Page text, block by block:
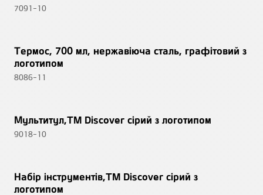
7091-10
Термос, 700 мл, нержавіюча сталь, графітовий з
логотипом
8086-11
Мультитул,TM Discover сірий з логотипом
9018-10
Набір інструментів,TM Discover сірий з
логотипом